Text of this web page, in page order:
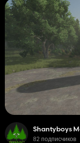
Shantyboys
82 подписчиков